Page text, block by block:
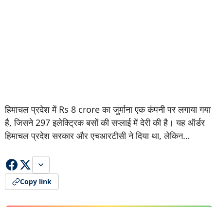
हिमाचल प्रदेश में Rs 8 crore का जुर्माना एक कंपनी पर लगाया गया
है, जिसने 297 इलेक्ट्रिक बसों की सप्लाई में देरी की है। यह ऑर्डर
हिमाचल प्रदेश सरकार और एचआरटीसी ने दिया था, लेकिन…
Copy link